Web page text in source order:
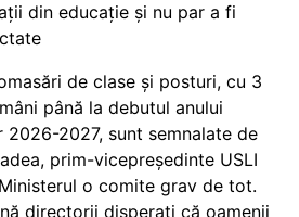
din educație și nu par a fi
de clase și posturi, cu 3
până la debutul anului
2026-2027, sunt semnalate de
prim-vicepreședinte USLI
o comite grav de tot.
directorii disperați că oamenii